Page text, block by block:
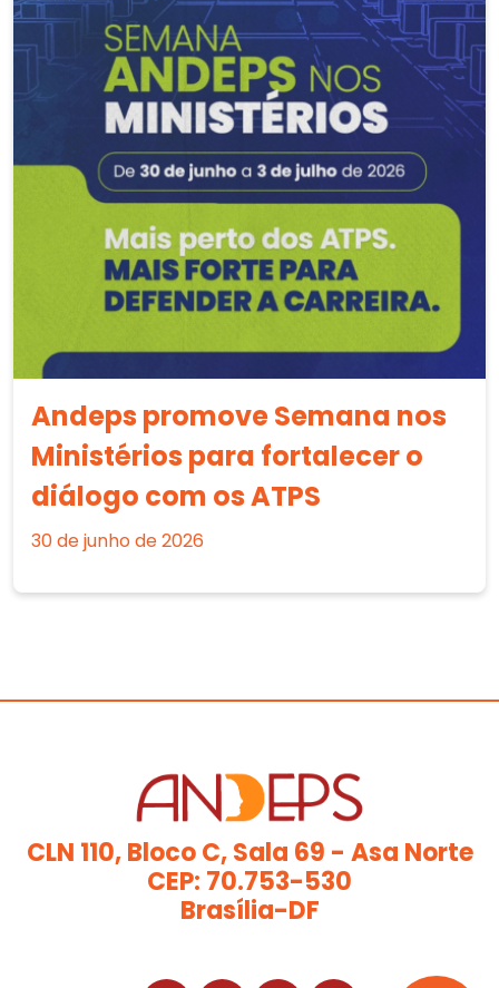
Andeps promove Semana nos
Ministérios para fortalecer o
diálogo com os ATPS
30 de junho de 2026
CLN 110, Bloco C, Sala 69 - Asa Norte
CEP: 70.753-530
Brasília-DF